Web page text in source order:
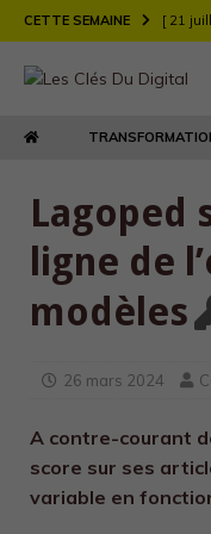
CETTE SEMAINE [ 21
[ 21
[ 21
[ 21
Lagoped
ligne de
modèles
26 mars 2024
A contre-courant
score sur ses
variable en